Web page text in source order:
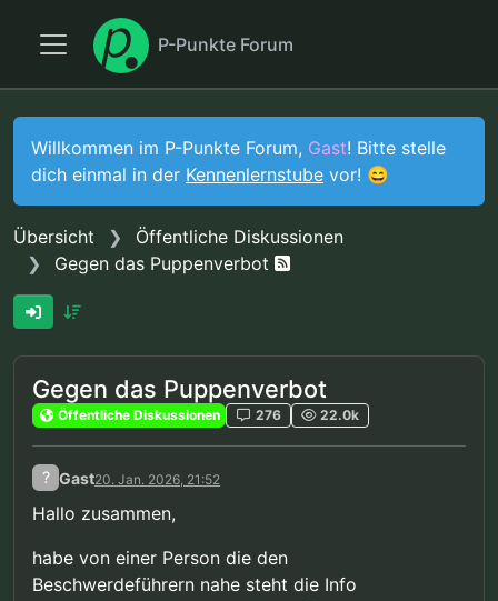
P-Punkte Forum
Willkommen im P-Punkte Forum, Gast! Bitte stelle
dich einmal in der Kennenlernstube vor! 😄
Übersicht
Öffentliche Diskussionen
Gegen das Puppenverbot
Gegen das Puppenverbot
Öffentliche Diskussionen 276 22.0k
? Gast20. Jan. 2026, 21:52
Hallo zusammen,
habe von einer Person die den
Beschwerdeführern nahe steht die Info